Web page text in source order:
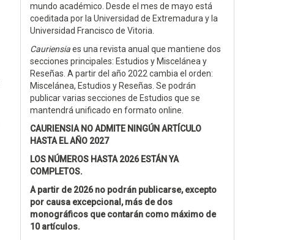
mundo académico. Desde el mes de mayo está
coeditada por la Universidad de Extremadura y la
Universidad Francisco de Vitoria.
Cauriensiaes una revista anual que mantiene dos
secciones principales: Estudios y Miscelánea y
Reseñas. A partir del año 2022 cambia el orden:
Miscelánea, Estudios y Reseñas. Se podrán
publicar varias secciones de Estudios que se
mantendrá unificado en formato online.
CAURIENSIA NO ADMITE NINGÚN ARTÍCULO
HASTA EL AÑO 2027
LOS NÚMEROS HASTA 2026 ESTÁN YA
COMPLETOS.
A partir de 2026 no podrán publicarse, excepto
por causa excepcional, más de dos
monográficos que contarán como máximo de
10 artículos.